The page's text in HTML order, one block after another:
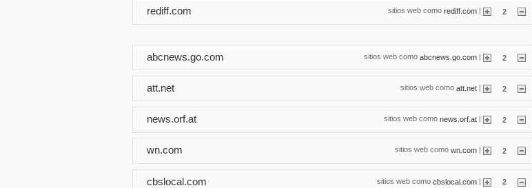
sitios web como rediff.com 2
rediff.com
sitios web como abcnews.go.com | 2
abcnews.go.com
sitios web como att.net | 2
att.net
sitios web como news.orf.at | 2
news.orf.at
sitios web como wn.com 2
wn.com
sitios web como cbslocal.com | 2
cbslocal.com